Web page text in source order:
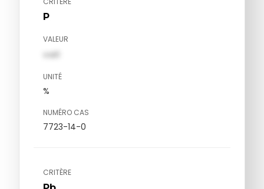
P
VALEUR
val1
UNITÉ
%
NUMÉRO CAS
7723-14-0
CRITÈRE